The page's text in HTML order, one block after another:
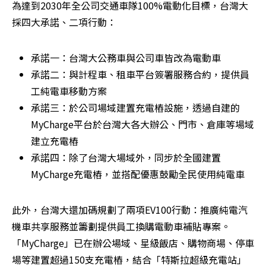
為達到2030年全公司交通車隊100%電動化目標，台灣大
採四大承諾、二項行動：
承諾一：台灣大公務車與公司車皆改為電動車
承諾二：與計程車、租車平台簽署服務合約，提供員
工純電車移動方案
承諾三：於公司場域建置充電樁設施，透過自建的
MyCharge平台於台灣大各大辦公、門市、倉庫等場域
建立充電樁
承諾四：除了台灣大場域外，同步於全國建置
MyCharge充電樁，並搭配優惠鼓勵全民使用純電車
此外，台灣大還加碼規劃了兩項EV100行動：推廣純電汽
機車共享服務並籌劃提供員工換購電動車補貼專案。
「MyCharge」已在辦公場域、星級飯店、購物商場、停車
場等建置超過150支充電樁，結合「特斯拉超級充電站」